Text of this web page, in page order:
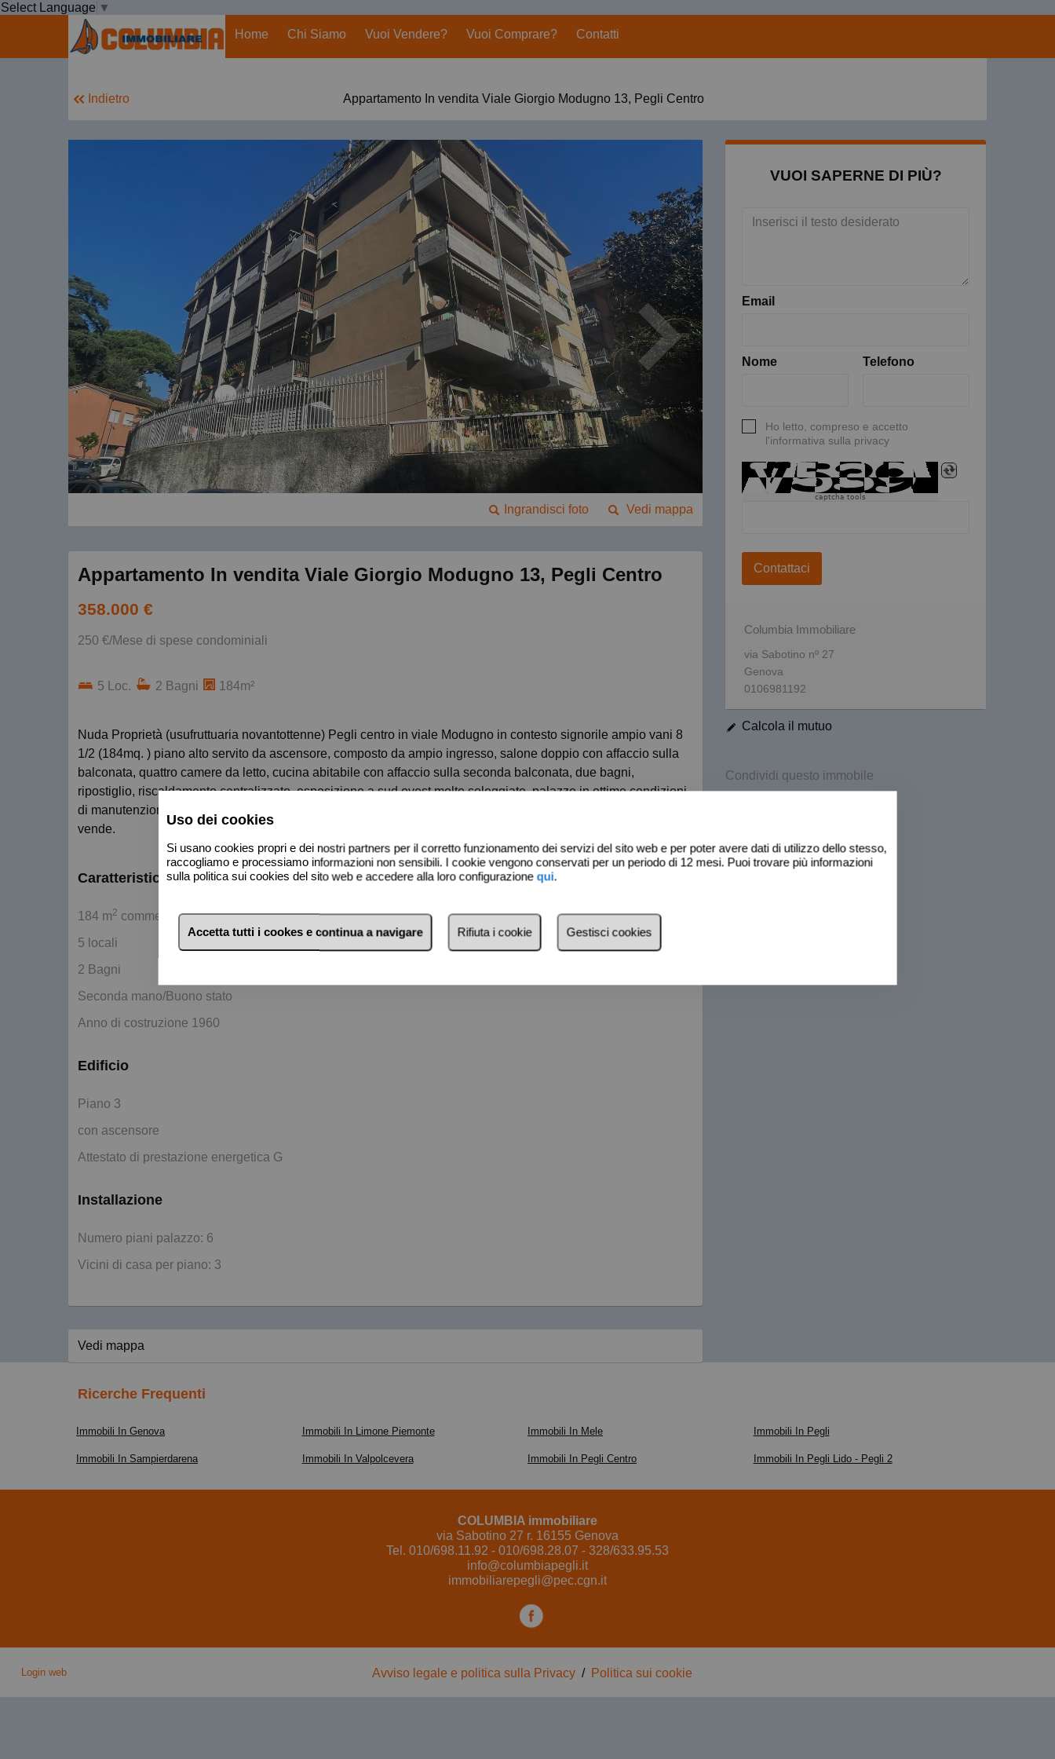
Select Language ▼
Home
Chi Siamo Vuoi Vendere? Vuoi Comprare? Contatti
Indietro Appartamento In vendita Viale Giorgio Modugno 13, Pegli Centro
Vedi mappa
Ingrandisci foto
Appartamento In vendita Viale Giorgio Modugno 13, Pegli Centro
358.000 €
250 €/Mese di spese condominiali
5 Loc. 2 Bagni 184m²
Nuda Proprietà (usufruttuaria novantottenne) Pegli centro in viale Modugno in contesto signorile ampio vani 8
1/2 (184mq. ) piano alto servito da ascensore, composto da ampio ingresso, salone doppio con affaccio sulla
balconata, quattro camere da letto, cucina abitabile con affaccio sulla seconda balconata, due bagni,
ripostiglio, riscaldamento centralizzato, esposizione a sud ovest molto soleggiato, palazzo in ottime condizioni
di manutenzione, richiesta euro 358.000. Possibilità di acquisto box nello stesso stabile. Columbia Immobiliare
vende.
Caratteristiche di base
184 m2 commerciali
5 locali
2 Bagni
Seconda mano/Buono stato
Anno di costruzione 1960
Edificio
Piano 3
con ascensore
Attestato di prestazione energetica G
Installazione
Numero piani palazzo: 6
Vicini di casa per piano: 3
VUOI SAPERNE DI PIÙ?
Email
Nome Telefono
Ho letto, compreso e accetto
l'informativa sulla privacy
captcha tools
Contattaci
Columbia Immobiliare
via Sabotino nº 27
Genova
0106981192
Calcola il mutuo
Condividi questo immobile
Vedi mappa
Ricerche Frequenti
Immobili In Genova Immobili In Limone Piemonte Immobili In Mele Immobili In Pegli
Immobili In Sampierdarena Immobili In Valpolcevera Immobili In Pegli Centro Immobili In Pegli Lido - Pegli 2
COLUMBIA immobiliare
via Sabotino 27 r. 16155 Genova
Tel. 010/698.11.92 - 010/698.28.07 - 328/633.95.53
info@columbiapegli.it
immobiliarepegli@pec.cgn.it
Login web Avviso legale e politica sulla Privacy/ Politica sui cookie
Uso dei cookies
Si usano cookies propri e dei nostri partners per il corretto funzionamento dei servizi del sito web e per poter avere dati di utilizzo dello stesso,
raccogliamo e processiamo informazioni non sensibili. I cookie vengono conservati per un periodo di 12 mesi. Puoi trovare più informazioni
sulla politica sui cookies del sito web e accedere alla loro configurazionequi.
Accetta tutti i cookes e continua a navigare Rifiuta i cookie Gestisci cookies